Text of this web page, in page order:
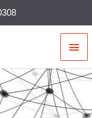
主
要
選
單